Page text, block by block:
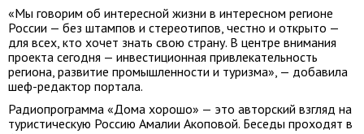
«Мы говорим об интересной жизни в интересном регионе
России — без штампов и стереотипов, честно и открыто —
для всех, кто хочет знать свою страну. В центре внимания
проекта сегодня — инвестиционная привлекательность
региона, развитие промышленности и туризма», — добавила
шеф-редактор портала.
Радиопрограмма «Дома хорошо» — это авторский взгляд на
туристическую Россию Амалии Акоповой. Беседы проходят в